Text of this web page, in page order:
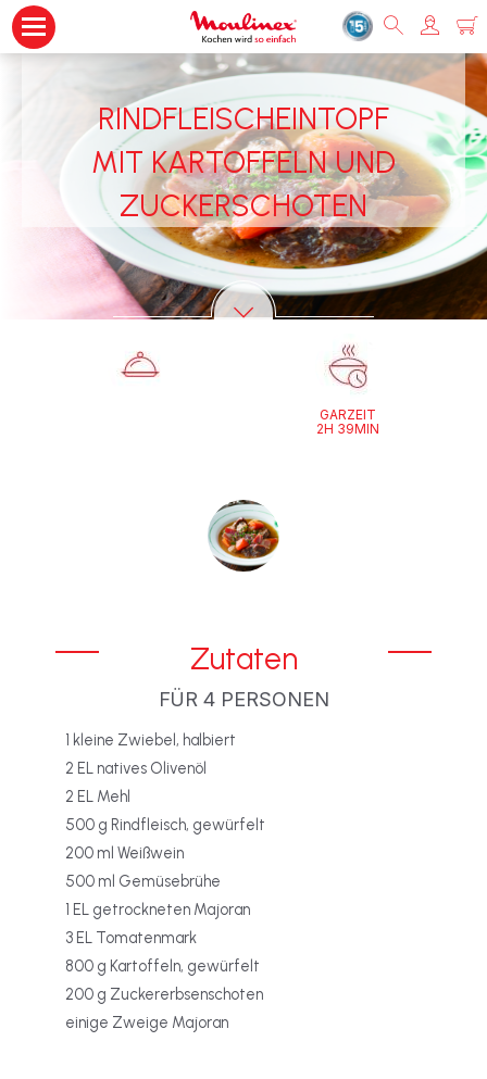
RINDFLEISCHEINTOPF
MIT KARTOFFELN UND
ZUCKERSCHOTEN
GARZEIT
2H 39MIN
Zutaten
FÜR 4 PERSONEN
1 kleine Zwiebel, halbiert
2 EL natives Olivenöl
2 EL Mehl
500 g Rindfleisch, gewürfelt
200 ml Weißwein
500 ml Gemüsebrühe
1 EL getrockneten Majoran
3 EL Tomatenmark
800 g Kartoffeln, gewürfelt
200 g Zuckererbsenschoten
einige Zweige Majoran